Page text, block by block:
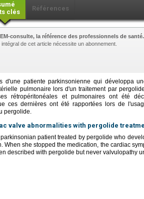
clés
Références
consulte, la référence des professionnels de santé.
intégral de cet article nécessite un abonnement.
d'une patiente parkinsonienne qui développa
pulmonaire lors d'un traitement par
rétropéritonéales et pulmonaires ont été
ces dernières ont été rapportées lors de
pergolide.
valve abnormalities with pergolide
patient treated by pergolide who
When she stopped the medication, the cardiac
described with pergolide but never valvulopathy